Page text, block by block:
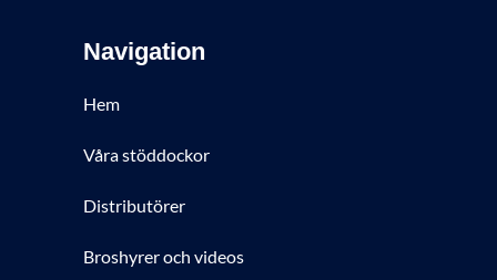
Navigation
Hem
Våra stöddockor
Distributörer
Broshyrer och videos